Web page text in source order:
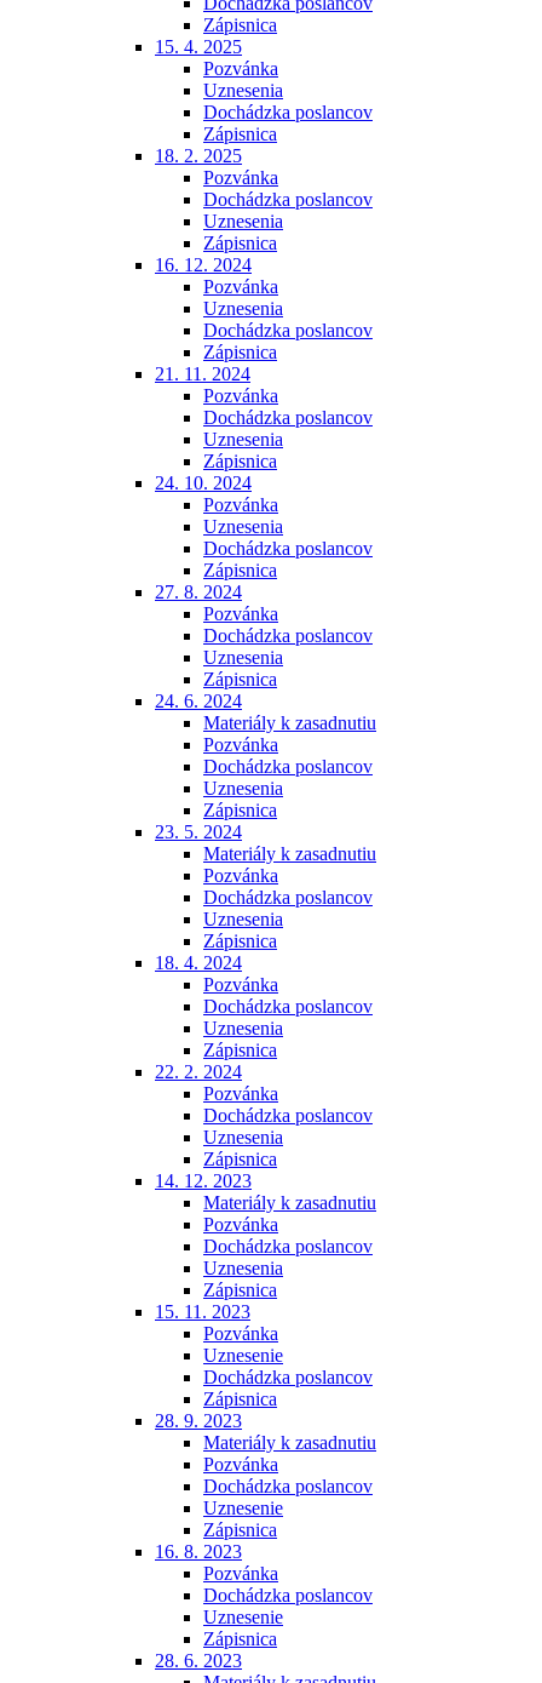
Zápisnica
15. 4. 2025
Pozvánka
Uznesenia
Dochádzka poslancov
Zápisnica
18. 2. 2025
Pozvánka
Dochádzka poslancov
Uznesenia
Zápisnica
16. 12. 2024
Pozvánka
Uznesenia
Dochádzka poslancov
Zápisnica
21. 11. 2024
Pozvánka
Dochádzka poslancov
Uznesenia
Zápisnica
24. 10. 2024
Pozvánka
Uznesenia
Dochádzka poslancov
Zápisnica
27. 8. 2024
Pozvánka
Dochádzka poslancov
Uznesenia
Zápisnica
24. 6. 2024
Materiály k zasadnutiu
Pozvánka
Dochádzka poslancov
Uznesenia
Zápisnica
23. 5. 2024
Materiály k zasadnutiu
Pozvánka
Dochádzka poslancov
Uznesenia
Zápisnica
18. 4. 2024
Pozvánka
Dochádzka poslancov
Uznesenia
Zápisnica
22. 2. 2024
Pozvánka
Dochádzka poslancov
Uznesenia
Zápisnica
14. 12. 2023
Materiály k zasadnutiu
Pozvánka
Dochádzka poslancov
Uznesenia
Zápisnica
15. 11. 2023
Pozvánka
Uznesenie
Dochádzka poslancov
Zápisnica
28. 9. 2023
Materiály k zasadnutiu
Pozvánka
Dochádzka poslancov
Uznesenie
Zápisnica
16. 8. 2023
Pozvánka
Dochádzka poslancov
Uznesenie
Zápisnica
28. 6. 2023